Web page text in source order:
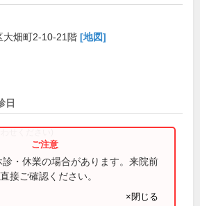
大畑町2-10-21階 [地図]
日
せください)
・休業の場合があります。来院前
接ご確認ください。
×閉じる